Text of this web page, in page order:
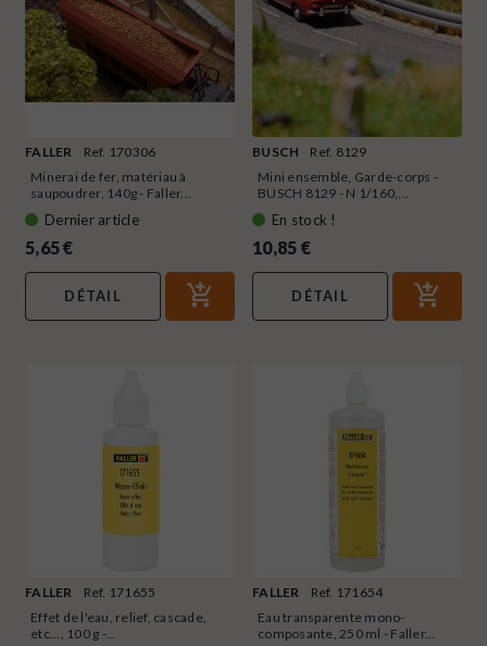
FALLER
Ref. 170306
Minerai de fer, matériau à
saupoudrer, 140g - Faller...
Dernier article
5,65 €
DÉTAIL
BUSCH
Ref. 8129
Mini ensemble, Garde-corps -
BUSCH 8129 - N 1/160,...
En stock !
10,85 €
DÉTAIL
FALLER
Ref. 171655
Effet de l'eau, relief, cascade,
etc..., 100 g -...
FALLER
Ref. 171654
Eau transparente mono-
composante, 250 ml - Faller...